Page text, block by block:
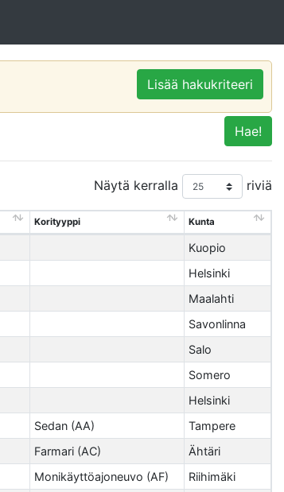
Lisää hakukriteeri
Hae!
Näytä kerralla riviä
Korityyppi Kunta
Kuopio
Helsinki
Maalahti
Savonlinna
Salo
Somero
Helsinki
Sedan (AA) Tampere
Farmari (AC) Ähtäri
Monikäyttöajoneuvo (AF) Riihimäki